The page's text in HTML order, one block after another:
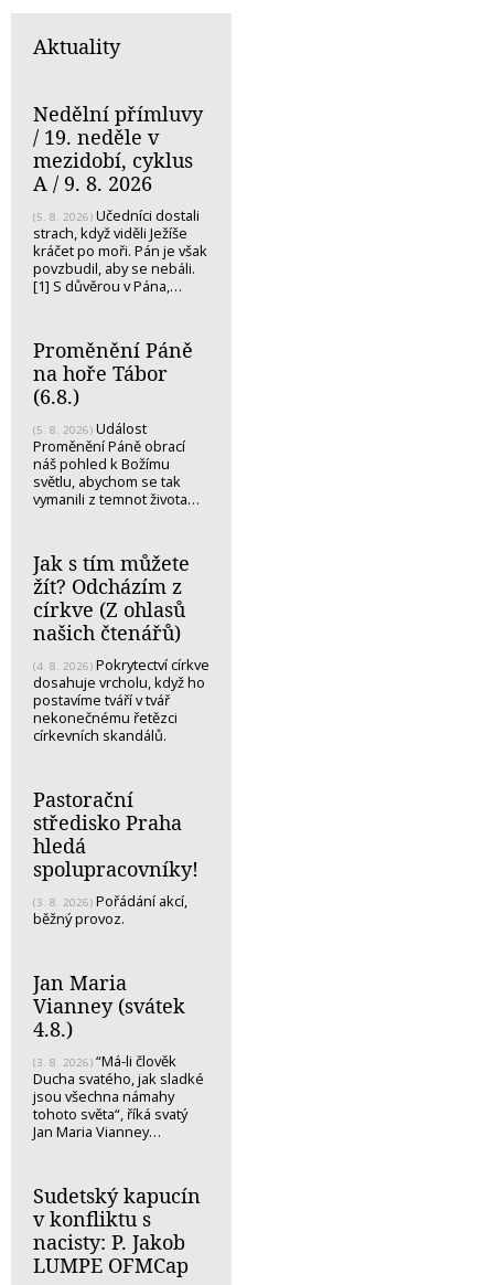
Aktuality
Nedělní přímluvy
/ 19. neděle v
mezidobí, cyklus
A / 9. 8. 2026
(5. 8. 2026) Učedníci dostali
strach, když viděli Ježíše
kráčet po moři. Pán je však
povzbudil, aby se nebáli.
[1] S důvěrou v Pána,…
Proměnění Páně
na hoře Tábor
(6.8.)
(5. 8. 2026) Událost
Proměnění Páně obrací
náš pohled k Božímu
světlu, abychom se tak
vymanili z temnot života…
Jak s tím můžete
žít? Odcházím z
církve (Z ohlasů
našich čtenářů)
(4. 8. 2026) Pokrytectví církve
dosahuje vrcholu, když ho
postavíme tváří v tvář
nekonečnému řetězci
církevních skandálů.
Pastorační
středisko Praha
hledá
spolupracovníky!
(3. 8. 2026) Pořádání akcí,
běžný provoz.
Jan Maria
Vianney (svátek
4.8.)
(3. 8. 2026) “Má-li člověk
Ducha svatého, jak sladké
jsou všechna námahy
tohoto světa“, říká svatý
Jan Maria Vianney…
Sudetský kapucín
v konfliktu s
nacisty: P. Jakob
LUMPE OFMCap